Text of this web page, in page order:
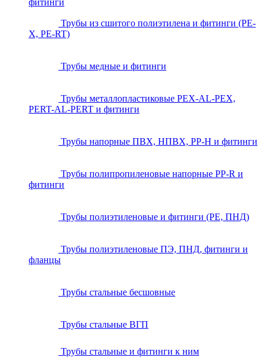
фитинги
Трубы из сшитого полиэтилена и фитинги (PE-
X, PE-RT)
Трубы медные и фитинги
Трубы металлопластиковые PEX-AL-PEX,
PERT-AL-PERT и фитинги
Трубы напорные ПВХ, НПВХ, PP-H и фитинги
Трубы полипропиленовые напорные PP-R и
фитинги
Трубы полиэтиленовые и фитинги (PE, ПНД)
Трубы полиэтиленовые ПЭ, ПНД, фитинги и
фланцы
Трубы стальные бесшовные
Трубы стальные ВГП
Трубы стальные и фитинги к ним